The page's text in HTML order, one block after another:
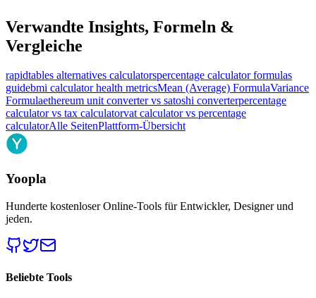
Verwandte Insights, Formeln &
Vergleiche
rapidtables alternatives calculatorspercentage calculator formulas
guidebmi calculator health metricsMean (Average) FormulaVariance
Formulaethereum unit converter vs satoshi converterpercentage
calculator vs tax calculatorvat calculator vs percentage
calculatorAlle SeitenPlattform-Übersicht
Yoopla
Hunderte kostenloser Online-Tools für Entwickler, Designer und
jeden.
Beliebte Tools